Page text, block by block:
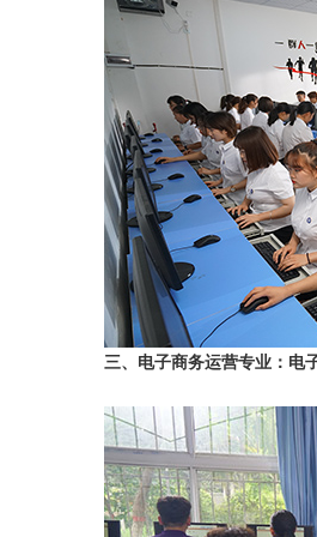
三、电子商务运营专业：电